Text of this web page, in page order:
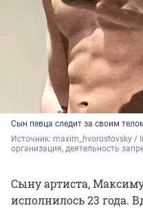
Сын певца следит за своим
Источник: maxim_hvorostovsky /
организация, деятельность
Сыну артиста,
исполнилось 23 года.